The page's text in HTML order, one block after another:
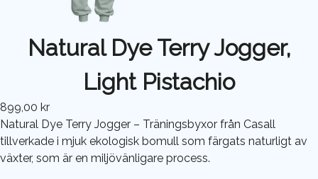
Natural Dye Terry Jogger,
Light Pistachio
899,00 kr
Natural Dye Terry Jogger – Träningsbyxor från Casall
tillverkade i mjuk ekologisk bomull som färgats naturligt av
växter, som är en miljövänligare process.